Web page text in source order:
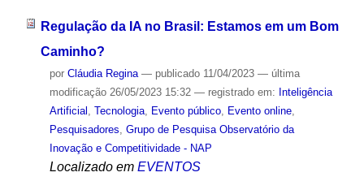
Regulação da IA no Brasil: Estamos em um Bom
Caminho?
por Cláudia Regina — publicado11/04/2023 — última
modificação26/05/2023 15:32 — registrado em: Inteligência
Artificial Tecnologia, Evento público, Evento online,
Pesquisadores Grupo de Pesquisa Observatório da
Inovação e Competitividade - NAP
Localizado em EVENTOS